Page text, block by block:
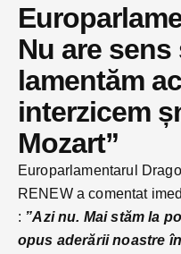
Nu are sens
lamentăm
interzicem
Mozart”
Europarlamentarul
RENEW a comentat
: ”Azi nu. Mai stăm la
opus aderării noastre